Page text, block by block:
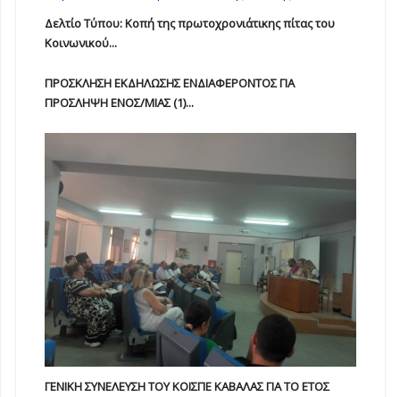
Δελτίο Τύπου: Κοπή της πρωτοχρονιάτικης πίτας του
Κοινωνικού...
ΠΡΟΣΚΛΗΣΗ ΕΚΔΗΛΩΣΗΣ ΕΝΔΙΑΦΕΡΟΝΤΟΣ ΓΙΑ
ΠΡΟΣΛΗΨΗ ΕΝOΣ/ΜΙΑΣ (1)...
ΓΕΝΙΚΗ ΣΥΝΕΛΕΥΣΗ ΤΟΥ ΚΟΙΣΠΕ ΚΑΒΑΛΑΣ ΓΙΑ ΤΟ ΕΤΟΣ